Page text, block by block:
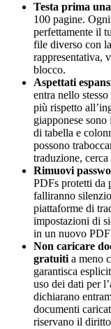
Testa prima
100 pagine.
perfettamente il
file diverso con
rappresentativa,
blocco.
Aspettati
entra nello
più rispetto
giapponese
di tabella e
possono
traduzione,
Rimuovi
PDFs protetti da
falliranno
piattaforme di
impostazioni di
in un nuovo
Non caricare
gratuiti a meno
garantisca
uso dei dati per
dichiarano
documenti
riservano il